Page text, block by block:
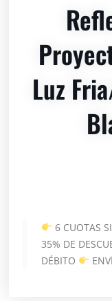
Luz
6 CUOTAS
35% DE
DÉBITO